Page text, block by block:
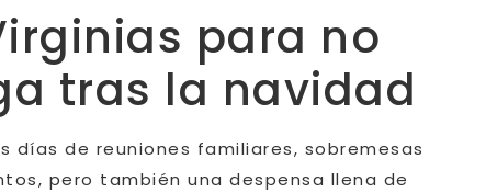
para no
tras la navidad
días de reuniones familiares, sobremesas
pero también una despensa llena de